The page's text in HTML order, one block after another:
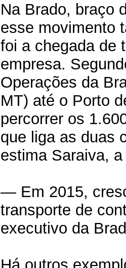
Na Brado, braço
esse movimento
foi a chegada de
empresa.
Operações da
MT) até o Porto
percorrer os
que liga as duas
estima Saraiva,
— Em 2015,
transporte de
executivo da